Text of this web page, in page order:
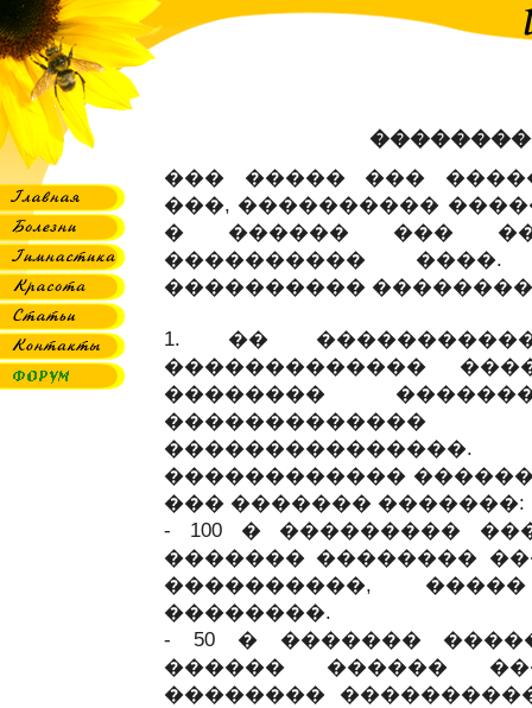
��� ����� ���
���, ����������
� ������ ���
����������
����������
1. ��
�������������
��������
������������
��� ������� �������:
- 100 � ���������
������� ��������
����������,
��������.
- 50 � �������
������ ������
��������